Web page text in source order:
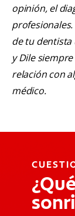
opinión, el
de tu dentista
y Dile
relación con
médico.